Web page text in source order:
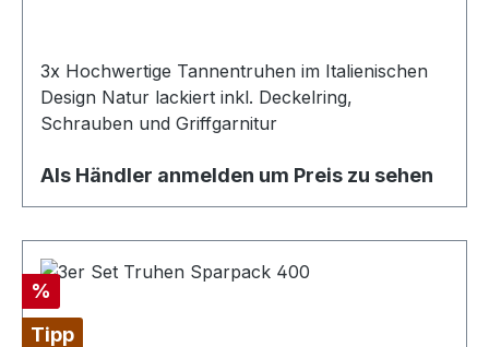
3x Hochwertige Tannentruhen im Italienischen
Design Natur lackiert inkl. Deckelring,
Schrauben und Griffgarnitur
Als Händler anmelden um Preis zu sehen
Rabatt
%
Tipp